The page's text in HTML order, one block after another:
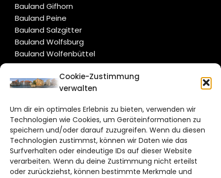
Cookie-Zustimmung
verwalten
Um dir ein optimales Erlebnis zu bieten, verwenden wir
Technologien wie Cookies, um Geräteinformationen zu
speichern und/oder darauf zuzugreifen. Wenn du diesen
Technologien zustimmst, können wir Daten wie das
Surfverhalten oder eindeutige IDs auf dieser Website
verarbeiten. Wenn du deine Zustimmung nicht erteilst
oder zurückziehst, können bestimmte Merkmale und
Bauland Gifhorn
Bauland Peine
Bauland Salzgitter
Bauland Wolfsburg
Bauland Wolfenbüttel
CITYLIFE!
hildesheim@citylifemedien.de
Bruchtorwall 12
38100 Braunschweig
Telefon: 0531 387220 – 65